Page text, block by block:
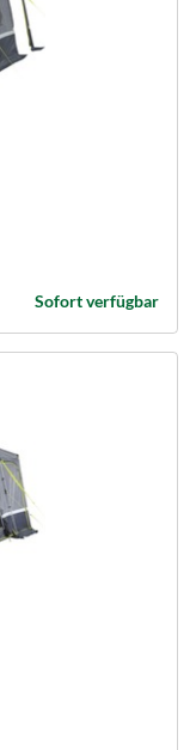
Sofort verfügbar